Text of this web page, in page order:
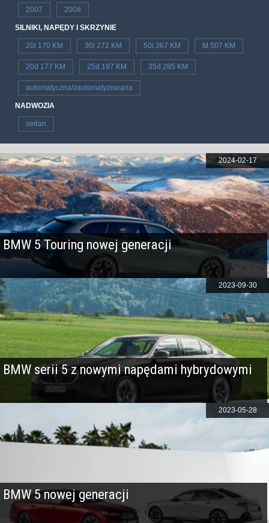
2007 2008
SILNIKI, NAPĘDY I SKRZYNIE
20i 170 KM 30i 272 KM 50i 367 KM M 507 KM
20d 177 KM 25d 197 KM 35d 285 KM
automatyczna/zautomatyzowana
NADWOZIA
sedan
BMW 5 Touring nowej generacji
2024-02-17
BMW serii 5 z nowymi napędami hybrydowymi
2023-09-30
BMW 5 nowej generacji
2023-05-28